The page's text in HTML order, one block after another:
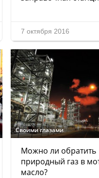
7 октября 2016
Своими глазами
Можно ли обратить
природный газ в
масло?